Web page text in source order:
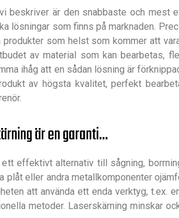
beskriver är den snabbaste och mest
lösningar som finns på marknaden.
som helst som kommer att
av material som kan bearbetas,
ihåg att en sådan lösning är
av högsta kvalitet, perfekt
är en garanti...
effektivt alternativ till sågning,
eller andra metallkomponenter
att använda ett enda verktyg, t.ex.
metoder. Laserskärning minskar